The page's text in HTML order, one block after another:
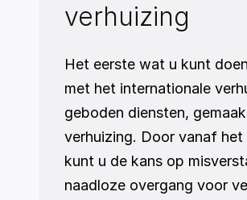
verhuizing
Het eerste wat u kunt
met het internationale
geboden diensten,
verhuizing. Door vanaf
kunt u de kans op
naadloze overgang voor